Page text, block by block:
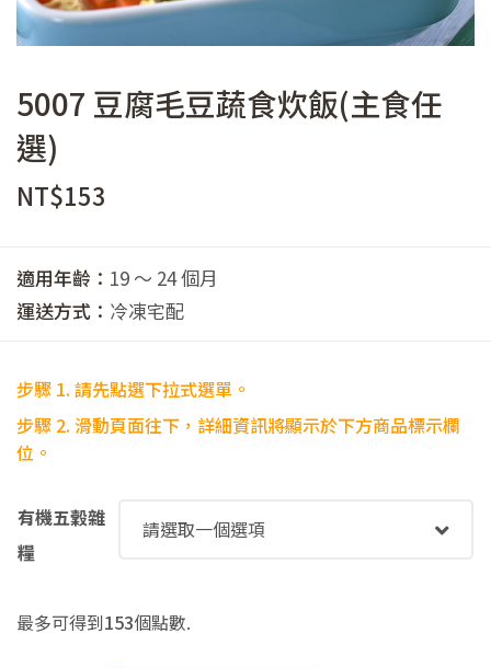
5007 豆腐毛豆蔬食炊飯(主食任
選)
NT$153
適用年齡： 19 ～ 24 個月
運送方式： 冷凍宅配
步驟 1. 請先點選下拉式選單。
步驟 2. 滑動頁面往下，詳細資訊將顯示於下方商品標示欄
位。
有機五穀雜
糧
最多可得到153個點數.